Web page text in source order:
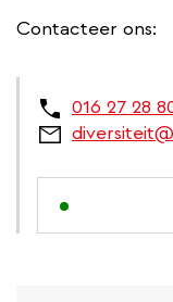
Contacteer ons:
016 27 28